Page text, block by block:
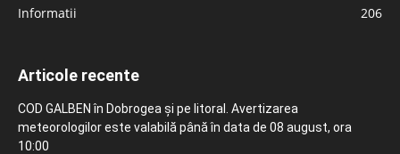
Informatii
206
Articole recente
COD GALBEN în Dobrogea și pe litoral. Avertizarea
meteorologilor este valabilă până în data de 08 august, ora
10:00